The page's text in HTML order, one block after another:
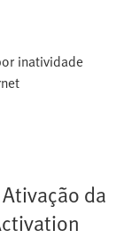
inatividade
da